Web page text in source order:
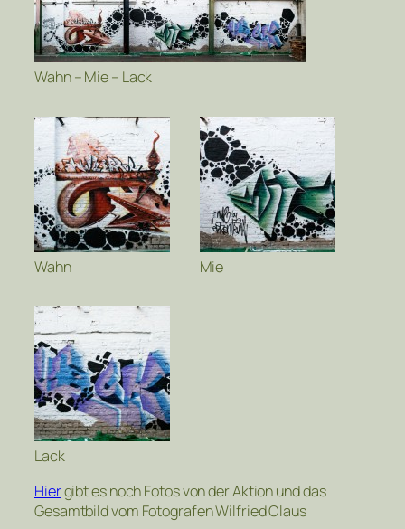
Wahn – Mie – Lack
Wahn Mie
Lack
Hiergibt es noch Fotos von der Aktion und das
Gesamtbild vom Fotografen Wilfried Claus